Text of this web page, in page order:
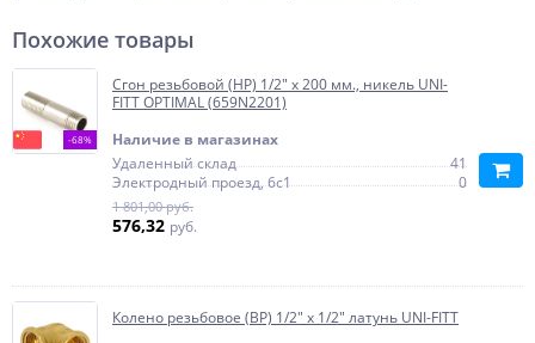
Похожие товары
-68%
Сгон резьбовой (НР) 1/2" х 200 мм., никель UNI-
FITT OPTIMAL (659N2201)
Наличие в магазинах
Удаленный склад
41
Электродный проезд, 6с1
0
1 801,00 руб.
576,32 руб.
Колено резьбовое (ВР) 1/2" x 1/2" латунь UNI-FITT